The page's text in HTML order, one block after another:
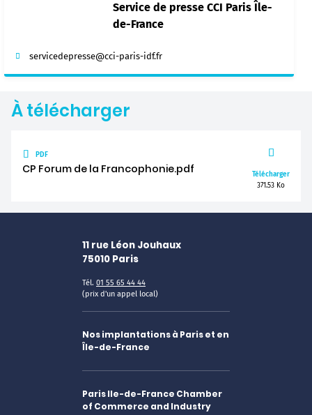
Service de presse CCI Paris Île-
de-France
servicedepresse@cci-paris-idf.fr
À télécharger
PDF
CP Forum de la Francophonie.pdf
Télécharger
371.53 Ko
11 rue Léon Jouhaux
75010 Paris
Tél. 01 55 65 44 44
(prix d'un appel local)
Nos implantations à Paris et en
Île-de-France
Paris Ile-de-France Chamber
of Commerce and Industry